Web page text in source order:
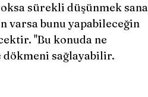
sürekli düşünmek sana
varsa bunu yapabileceğin
''Bu konuda ne
sağlayabilir.